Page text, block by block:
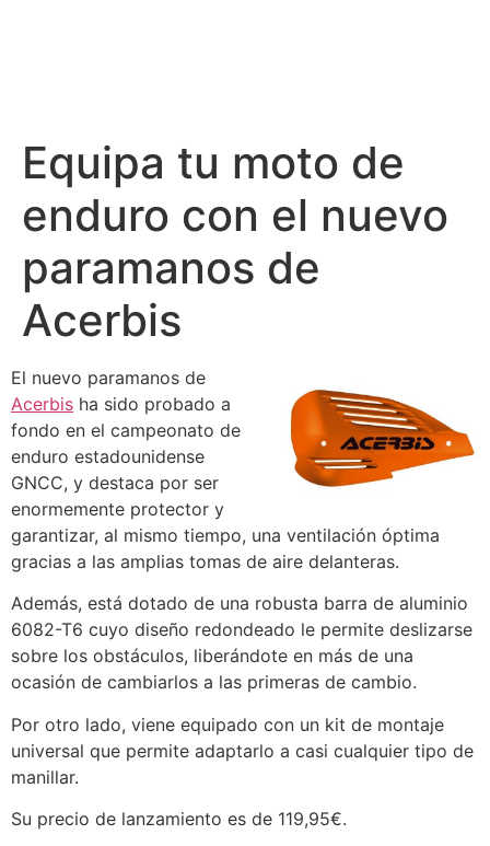
Equipa tu moto de
enduro con el nuevo
paramanos de
Acerbis
El nuevo paramanos de
Acerbis ha sido probado a
fondo en el campeonato de
enduro estadounidense
GNCC, y destaca por ser
enormemente protector y
garantizar, al mismo tiempo, una ventilación óptima
gracias a las amplias tomas de aire delanteras.
Además, está dotado de una robusta barra de aluminio
6082-T6 cuyo diseño redondeado le permite deslizarse
sobre los obstáculos, liberándote en más de una
ocasión de cambiarlos a las primeras de cambio.
Por otro lado, viene equipado con un kit de montaje
universal que permite adaptarlo a casi cualquier tipo de
manillar.
Su precio de lanzamiento es de 119,95€.